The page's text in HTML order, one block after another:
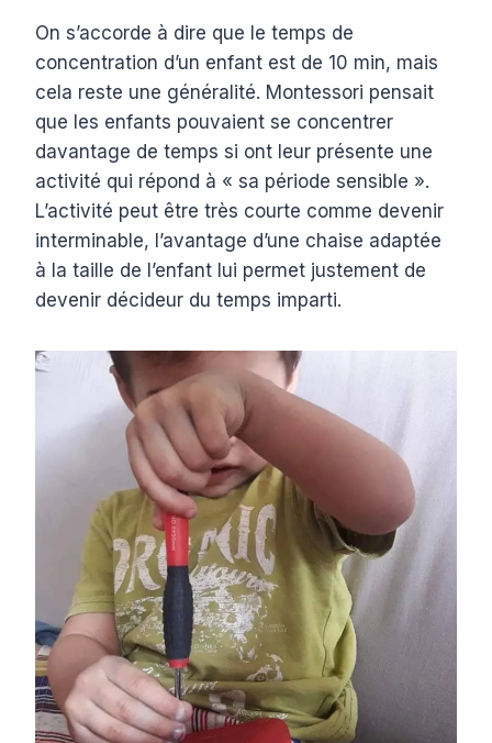
On s’accorde à dire que le temps de
concentration d’un enfant est de 10 min, mais
cela reste une généralité. Montessori pensait
que les enfants pouvaient se concentrer
davantage de temps si ont leur présente une
activité qui répond à « sa période sensible ».
L’activité peut être très courte comme devenir
interminable, l’avantage d’une chaise adaptée
à la taille de l’enfant lui permet justement de
devenir décideur du temps imparti.